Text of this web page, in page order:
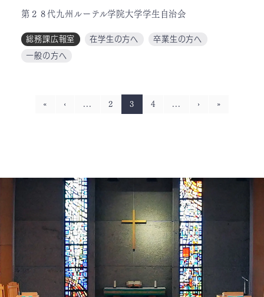
第２８代九州ルーテル学院大学学生自治会
総務課広報室 在学生の方へ
卒業生の方へ
一般の方へ
« ‹ ... 2 3 4 ... › »